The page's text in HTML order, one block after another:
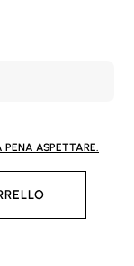
PENA ASPETTARE.